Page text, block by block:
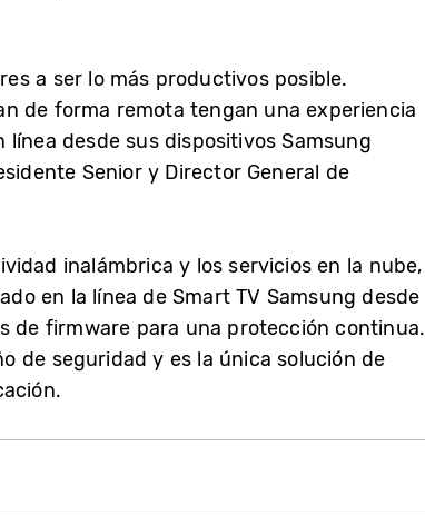
a ser lo más productivos posible.
de forma remota tengan una experiencia
desde sus dispositivos Samsung
Senior y Director General de
inalámbrica y los servicios en la nube,
en la línea de Smart TV Samsung desde
de firmware para una protección continua.
de seguridad y es la única solución de